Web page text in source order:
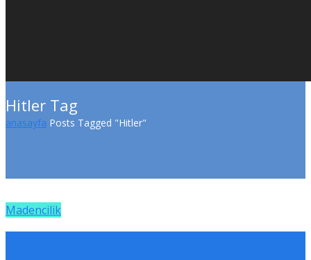
Hitler Tag
anasayfa Posts Tagged "Hitler"
Madencilik